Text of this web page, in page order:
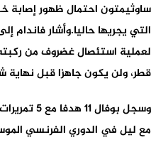
ساوثيمتون احتمال ظهور إصابة
التي يجريها حاليا.وأشار فاندام
لعملية استئصال غضروف من
قطر، ولن يكون جاهزا قبل نهاية
مع ليل في الدوري الفرنسي